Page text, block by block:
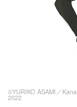
©YURIKO ASAMI／
2022